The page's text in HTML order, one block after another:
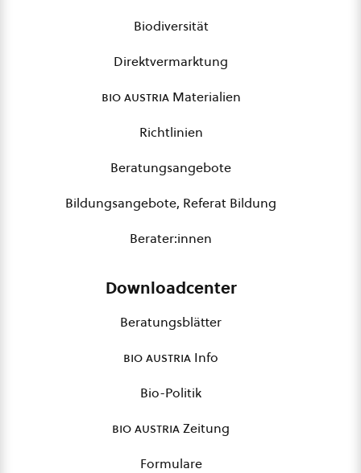
Biodiversität
Direktvermarktung
bio austriaMaterialien
Richtlinien
Beratungsangebote
Bildungsangebote, Referat Bildung
Berater:innen
Downloadcenter
Beratungsblätter
bio austria Info
Bio-Politik
bio austriaZeitung
Formulare